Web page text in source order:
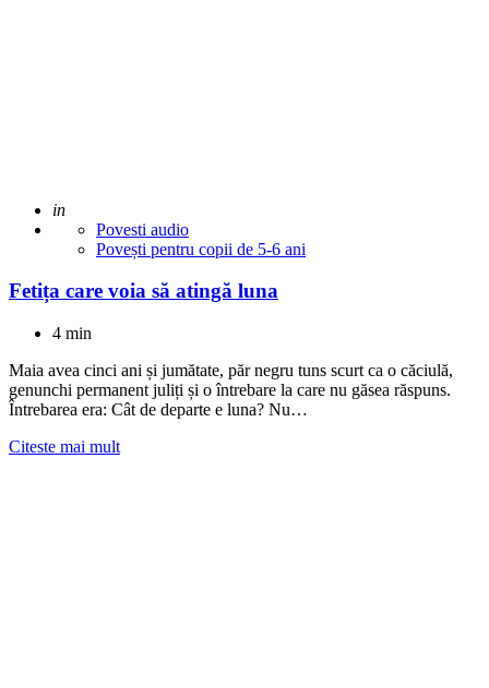
Adaugat
in
Povesti audio
Povești pentru copii de 5-6 ani
Fetița care voia să atingă luna
4 min
Maia avea cinci ani și jumătate, păr negru tuns scurt ca o căciulă,
genunchi permanent juliți și o întrebare la care nu găsea răspuns.
Întrebarea era: Cât de departe e luna? Nu…
Citeste mai mult